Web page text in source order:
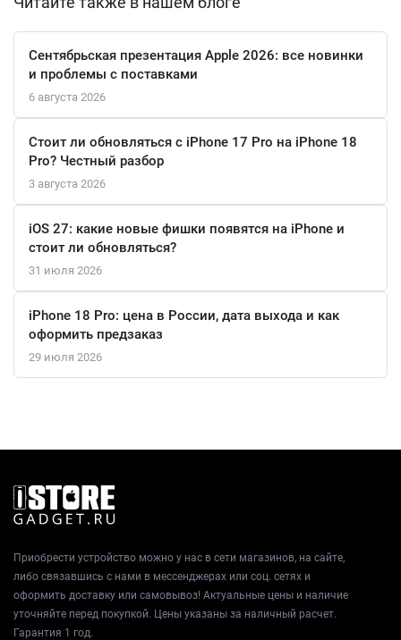
чехол, который защитит его во время поездок. Dyson Corrale
HS07 — это не просто выпрямитель, это ваш надежный
помощник в создании идеального образа в любой ситуации.
Сентябрьская презентация Apple 2026: все новинки
и проблемы с поставками
6 августа 2026
Стоит ли обновляться с iPhone 17 Pro на iPhone 18
Pro? Честный разбор
3 августа 2026
iOS 27: какие новые фишки появятся на iPhone и
стоит ли обновляться?
31 июля 2026
iPhone 18 Pro: цена в России, дата выхода и как
оформить предзаказ
29 июля 2026
Приобрести устройство можно у нас в сети магазинов, на сайте,
либо связавшись с нами в мессенджерах или соц. сетях и
оформить доставку или самовывоз! Актуальные цены и наличие
уточняйте перед покупкой. Цены указаны за наличный расчет.
Гарантия 1 год.